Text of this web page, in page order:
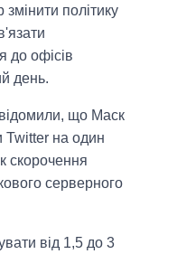
політику
до офісів
день.
що Маск
Twitter на один
скорочення
серверного
від 1,5 до 3